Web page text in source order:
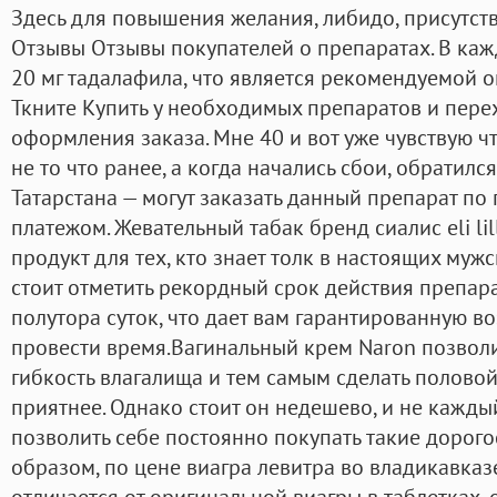
Здесь для повышения желания, либидо,
Отзывы Отзывы покупателей о препаратах. В
20 мг тадалафила, что является рекомендуемой
Ткните Купить у необходимых препаратов и
оформления заказа. Мне 40 и вот уже чувствую
не то что ранее, а когда начались сбои,
Татарстана — могут заказать данный препарат
платежом. Жевательный табак бренд сиалис eli
продукт для тех, кто знает толк в настоящих
стоит отметить рекордный срок действия
полутора суток, что дает вам гарантированную
провести время.Вагинальный крем Naron
гибкость влагалища и тем самым сделать
приятнее. Однако стоит он недешево, и не
позволить себе постоянно покупать такие
образом, по цене виагра левитра во